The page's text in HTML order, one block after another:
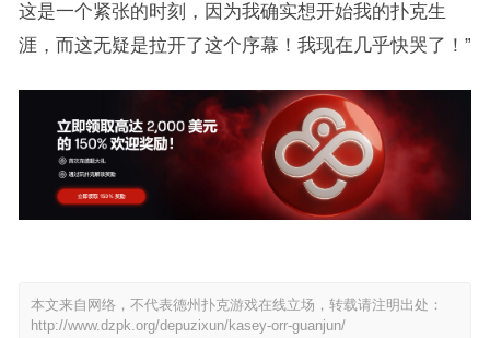
这是一个紧张的时刻，因为我确实想开始我的扑克生
涯，而这无疑是拉开了这个序幕！我现在几乎快哭了！”
本文来自网络，不代表德州扑克游戏在线立场，转载请注明出处：
http://www.dzpk.org/depuzixun/kasey-orr-guanjun/